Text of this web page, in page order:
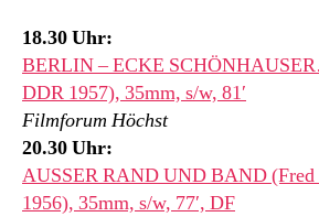
18.30 Uhr:
BERLIN – ECKE
DDR 1957), 35mm, s/w, 81′
Filmforum Höchst
20.30 Uhr:
AUSSER RAND UND BAND (Fred
1956), 35mm, s/w, 77′, DF